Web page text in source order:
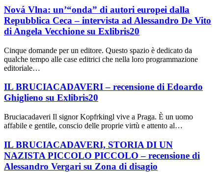
Nová Vlna: un’“onda” di autori europei dalla
Repubblica Ceca – intervista ad Alessandro De Vito
di Angela Vecchione su Exlibris20
Cinque domande per un editore. Questo spazio è dedicato da
qualche tempo alle case editrici che nella loro programmazione
editoriale…
IL BRUCIACADAVERI – recensione di Edoardo
Ghiglieno su Exlibris20
Bruciacadaveri Il signor Kopfrkingl vive a Praga. È un uomo
affabile e gentile, conscio delle proprie virtù e attento al…
IL BRUCIACADAVERI, STORIA DI UN
NAZISTA PICCOLO PICCOLO – recensione di
Alessandro Vergari su Zona di disagio